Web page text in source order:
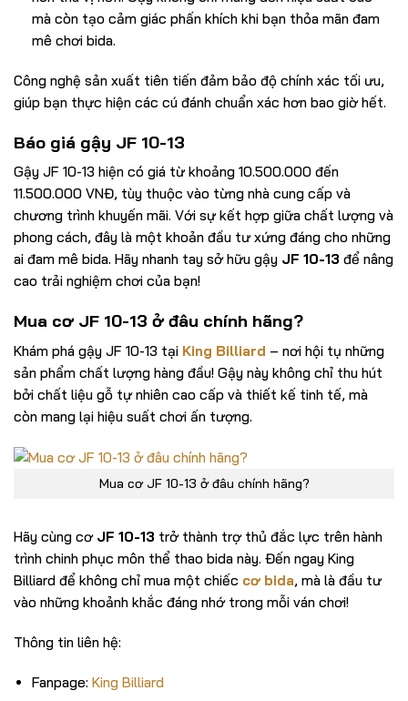
mà còn tạo cảm giác phấn khích khi bạn thỏa mãn đam
mê chơi bida.
Công nghệ sản xuất tiên tiến đảm bảo độ chính xác tối ưu,
giúp bạn thực hiện các cú đánh chuẩn xác hơn bao giờ hết.
Báo giá gậy JF 10-13
Gậy JF 10-13 hiện có giá từ khoảng 10.500.000 đến
11.500.000 VNĐ, tùy thuộc vào từng nhà cung cấp và
chương trình khuyến mãi. Với sự kết hợp giữa chất lượng và
phong cách, đây là một khoản đầu tư xứng đáng cho những
ai đam mê bida. Hãy nhanh tay sở hữu gậy JF 10-13 để nâng
cao trải nghiệm chơi của bạn!
Mua cơ JF 10-13 ở đâu chính hãng?
Khám phá gậy JF 10-13 tại King Billiard – nơi hội tụ những
sản phẩm chất lượng hàng đầu! Gậy này không chỉ thu hút
bởi chất liệu gỗ tự nhiên cao cấp và thiết kế tinh tế, mà
còn mang lại hiệu suất chơi ấn tượng.
Mua cơ JF 10-13 ở đâu chính hãng?
Hãy cùng cơ JF 10-13 trở thành trợ thủ đắc lực trên hành
trình chinh phục môn thể thao bida này. Đến ngay King
Billiard để không chỉ mua một chiếc cơ bida, mà là đầu tư
vào những khoảnh khắc đáng nhớ trong mỗi ván chơi!
Thông tin liên hệ:
Fanpage: King Billiard